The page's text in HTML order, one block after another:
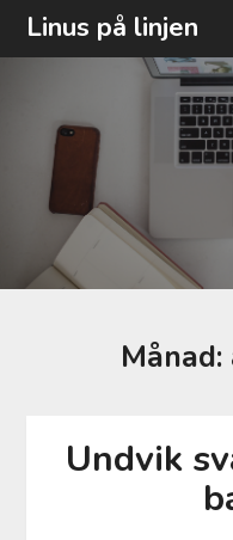
HoppaLinus på linjen
Månad:
Undvik